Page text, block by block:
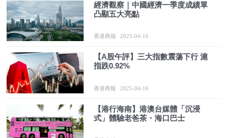
經濟觀察｜中國經濟一季度成績單
凸顯五大亮點
香港商報 2025-04-16
【A股午評】三大指數震蕩下行 滬
指跌0.92%
香港商報 2025-04-16
【港行海南】港澳台媒體「沉浸
式」體驗老爸茶・海口巴士